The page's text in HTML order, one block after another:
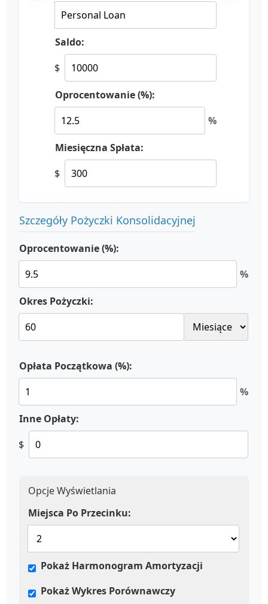
Saldo:
$
Oprocentowanie (%):
%
Miesięczna Spłata:
$
Szczegóły Pożyczki Konsolidacyjnej
Oprocentowanie (%):
%
Okres Pożyczki:
Opłata Początkowa (%):
%
Inne Opłaty:
$
Opcje Wyświetlania
Miejsca Po Przecinku:
Pokaż Harmonogram Amortyzacji
Pokaż Wykres Porównawczy